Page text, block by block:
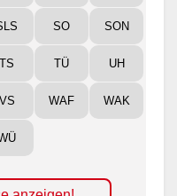
SO SON
TS TÜ UH
VS WAF WAK